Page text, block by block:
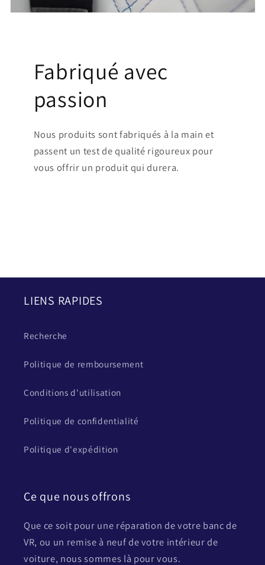
Fabriqué avec
passion
Nous produits sont fabriqués à la main et
passent un test de qualité rigoureux pour
vous offrir un produit qui durera.
LIENS RAPIDES
Recherche
Politique de remboursement
Conditions d'utilisation
Politique de confidentialité
Politique d'expédition
Ce que nous offrons
Que ce soit pour une réparation de votre banc de
VR, ou un remise à neuf de votre intérieur de
voiture, nous sommes là pour vous.